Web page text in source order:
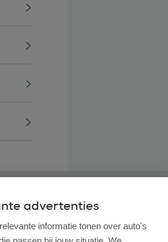
advertenties
informatie tonen over auto's